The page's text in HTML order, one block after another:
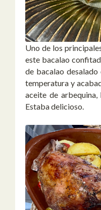
Uno de los
este bacalao
de bacalao
temperatura y
aceite de arbequina,
Estaba delicioso.